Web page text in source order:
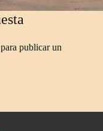
para publicar un